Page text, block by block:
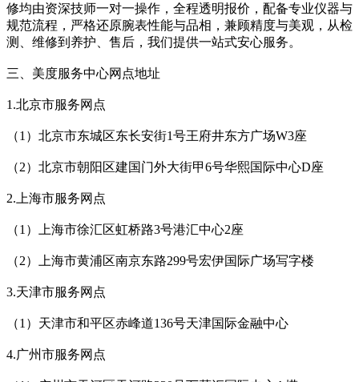
修均由资深技师一对一操作，全程透明报价，配备专业仪器与
规范流程，严格还原腕表性能与品相，兼顾精度与美观，从检
测、维修到养护、售后，我们提供一站式安心服务。
三、美度服务中心网点地址
1.北京市服务网点
（1）北京市东城区东长安街1号王府井东方广场W3座
（2）北京市朝阳区建国门外大街甲6号华熙国际中心D座
2.上海市服务网点
（1）上海市徐汇区虹桥路3号港汇中心2座
（2）上海市黄浦区南京东路299号宏伊国际广场写字楼
3.天津市服务网点
（1）天津市和平区赤峰道136号天津国际金融中心
4.广州市服务网点